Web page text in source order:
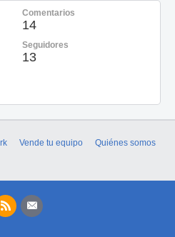
Comentarios
14
Seguidores
13
Vende tu equipo
Quiénes somos